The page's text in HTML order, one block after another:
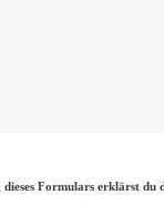
Formulars erklärst du